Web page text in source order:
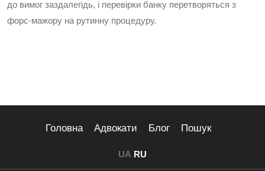
до вимог заздалегідь, і перевірки банку перетворяться з
форс-мажору на рутинну процедуру.
Головна Адвокати Блог Пошук
UA RU